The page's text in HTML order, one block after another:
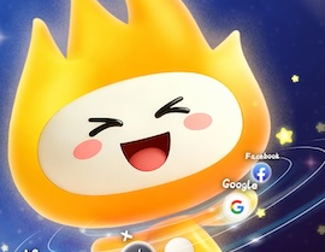
旋风加速器
软件中心 雷霆加速
狂飙加速器
慧通下载站 红海pro加速器